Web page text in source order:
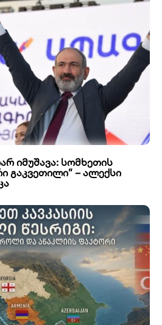
იმუშავა: სომხეთის
გაკვეთილი” – ალექსი